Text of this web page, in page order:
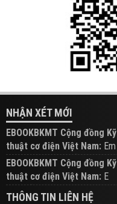
NHẬN XÉT MỚI
EBOOKBKMT Cộng đồng Kỹ
thuật cơ điện Việt Nam: Em
đăng trên Group hỗ trợ nhé
EBOOKBKMT Cộng đồng Kỹ
thuật cơ điện Việt Nam: E
xem hỗ trợ trên Group
THÔNG TIN LIÊN HỆ